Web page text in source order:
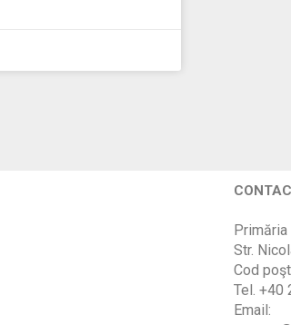
Str.
Cod
Tel. +40
Email: